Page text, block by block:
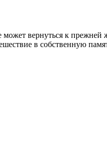
вернуться к
в собственную